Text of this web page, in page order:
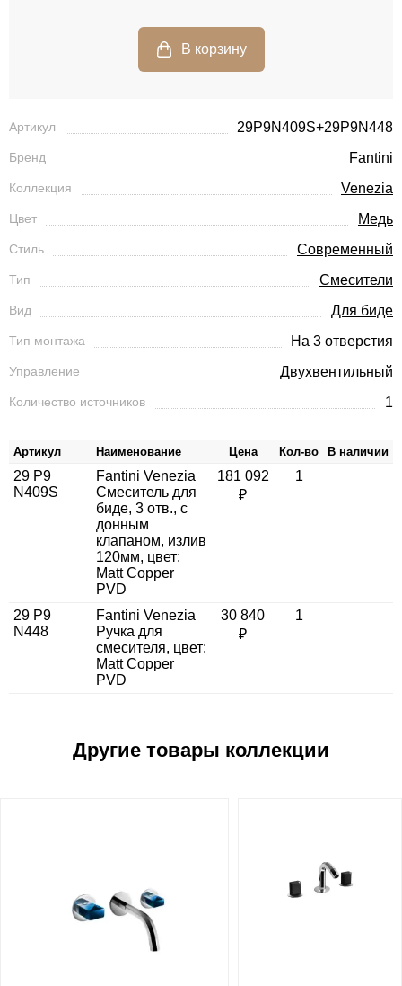
Артикул 29P9N409S+29P9N448
Бренд Fantini
Коллекция Venezia
Цвет Медь
Стиль Современный
Тип Смесители
Вид Для биде
Тип монтажа На 3 отверстия
Управление Двухвентильный
Количество источников 1
Артикул Наименование Цена Кол-во В наличии
29 P9
N409S
Fantini Venezia
Смеситель для
биде, 3 отв., с
донным
клапаном, излив
120мм, цвет:
Matt Copper
PVD
181 092
₽
1
29 P9
N448
Fantini Venezia
Ручка для
смесителя, цвет:
Matt Copper
PVD
30 840
₽
1